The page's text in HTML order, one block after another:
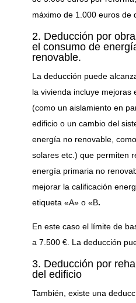
máximo de 1.000 euros de
2. Deducción por
el consumo de
renovable.
La deducción puede
la vivienda incluye mejoras
(como un aislamiento en
edificio o un cambio del
energía no renovable,
solares etc.) que permiten
energía primaria no
mejorar la calificación
etiqueta «A» o «B.
En este caso el límite de
a 7.500 €. La deducción
3. Deducción por
del edificio
También, existe una